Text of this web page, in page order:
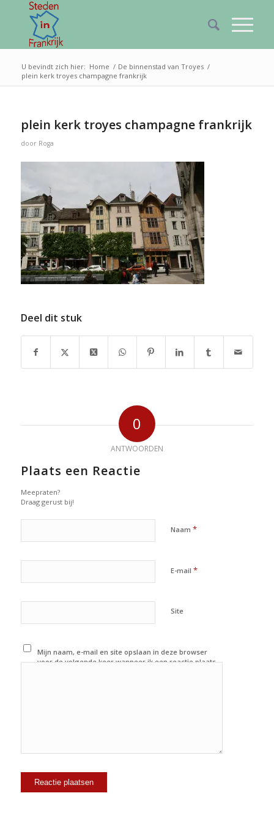
U bevindt zich hier: Home / De binnenstad van Troyes /
plein kerk troyes champagne frankrijk
plein kerk troyes champagne frankrijk
door Roga
Deel dit stuk
0
ANTWOORDEN
Plaats een Reactie
Meepraten?
Draag gerust bij!
Naam *
E-mail *
Site
Mijn naam, e-mail en site opslaan in deze browser
voor de volgende keer wanneer ik een reactie plaats.